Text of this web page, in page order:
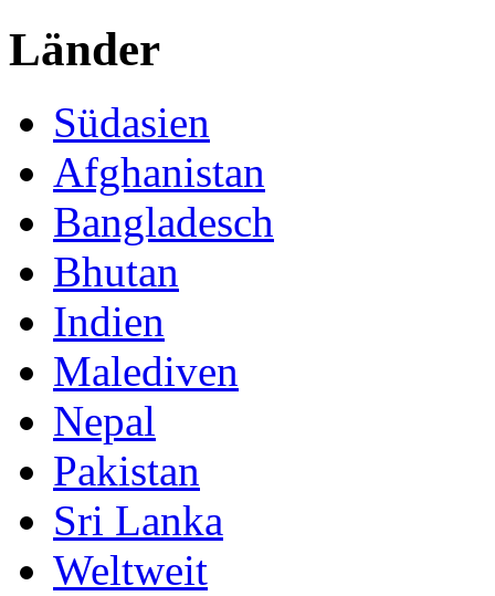
Länder
Südasien
Afghanistan
Bangladesch
Bhutan
Indien
Malediven
Nepal
Pakistan
Sri Lanka
Weltweit